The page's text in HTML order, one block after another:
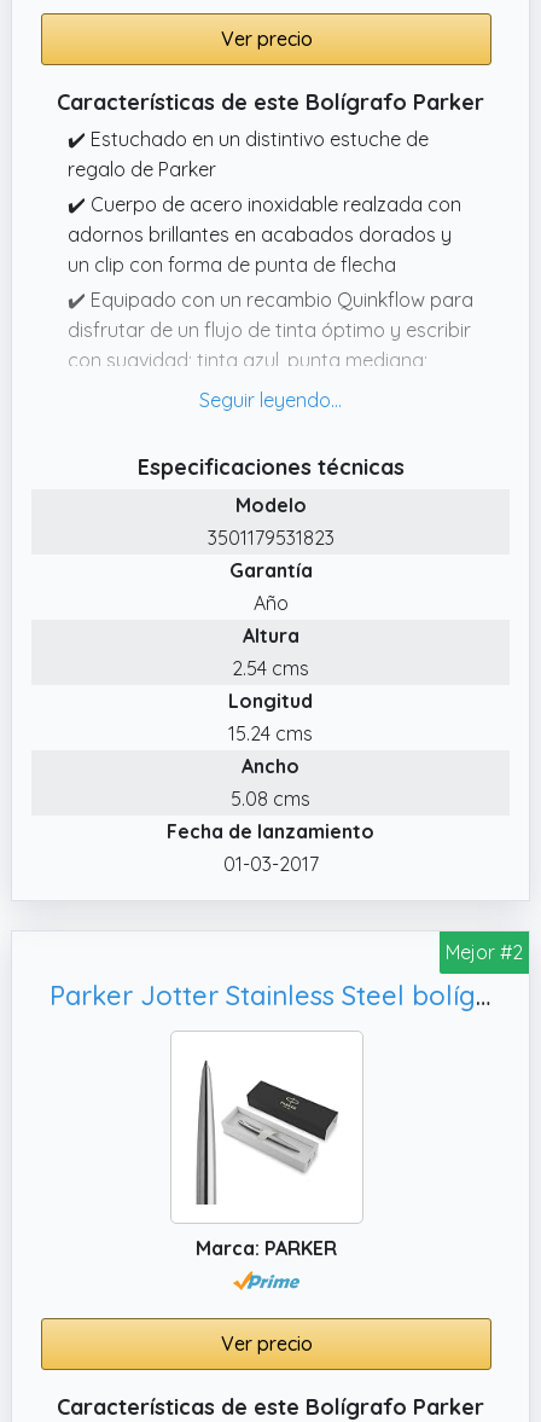
Ver precio
Características de este Bolígrafo Parker
✔️ Estuchado en un distintivo estuche de
regalo de Parker
✔️ Cuerpo de acero inoxidable realzada con
adornos brillantes en acabados dorados y
un clip con forma de punta de flecha
✔️ Equipado con un recambio Quinkflow para
disfrutar de un flujo de tinta óptimo y escribir
con suavidad; tinta azul, punta mediana;
también compatible con recambios de tinta
✔️ Clic característico de apertura y cierre
diseño Jotter icónico y elegante, que ha sido
un clásico durante 60 años
Especificaciones técnicas
Modelo
3501179531823
Garantía
Año
Altura
2.54 cms
Longitud
15.24 cms
Ancho
5.08 cms
Fecha de lanzamiento
01-03-2017
Mejor #2
Parker Jotter Stainless Steel bolígrafo CT
Marca: PARKER
Ver precio
Características de este Bolígrafo Parker